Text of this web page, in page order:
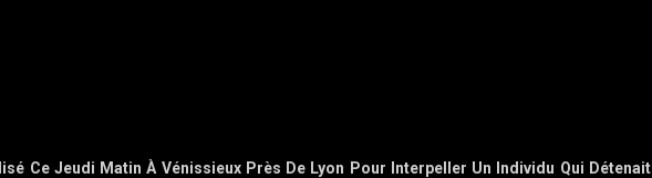
Ce Jeudi Matin À Vénissieux Près De Lyon Pour Interpeller Un Individu Qui Détenait